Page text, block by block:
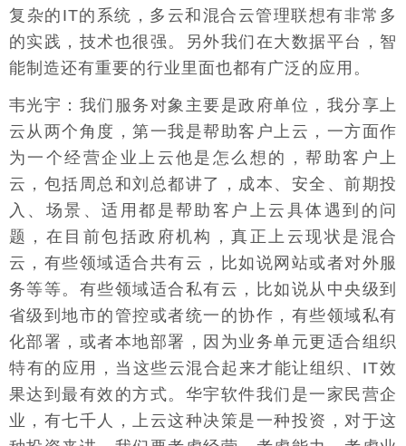
复杂的IT的系统，多云和混合云管理联想有非常多
的实践，技术也很强。另外我们在大数据平台，智
能制造还有重要的行业里面也都有广泛的应用。
韦光宇：我们服务对象主要是政府单位，我分享上
云从两个角度，第一我是帮助客户上云，一方面作
为一个经营企业上云他是怎么想的，帮助客户上
云，包括周总和刘总都讲了，成本、安全、前期投
入、场景、适用都是帮助客户上云具体遇到的问
题，在目前包括政府机构，真正上云现状是混合
云，有些领域适合共有云，比如说网站或者对外服
务等等。有些领域适合私有云，比如说从中央级到
省级到地市的管控或者统一的协作，有些领域私有
化部署，或者本地部署，因为业务单元更适合组织
特有的应用，当这些云混合起来才能让组织、IT效
果达到最有效的方式。华宇软件我们是一家民营企
业，有七千人，上云这种决策是一种投资，对于这